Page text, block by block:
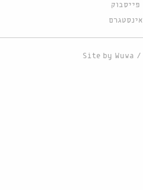
פייסבוק
אינסטגרם
Site by Wuwa /